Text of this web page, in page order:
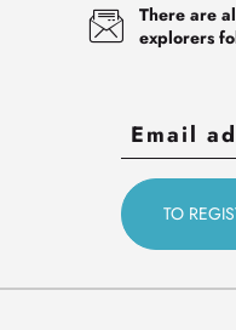
There are
explorers